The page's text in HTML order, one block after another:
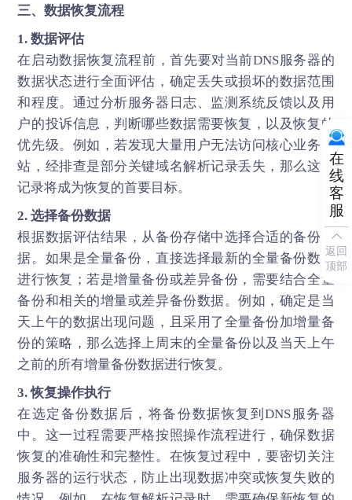
三、数据恢复流程
1. 数据评估
在启动数据恢复流程前，首先要对当前DNS服务器的
数据状态进行全面评估，确定丢失或损坏的数据范围
和程度。通过分析服务器日志、监测系统反馈以及用
户的投诉信息，判断哪些数据需要恢复，以及恢复的
优先级。例如，若发现大量用户无法访问核心业务网
站，经排查是部分关键域名解析记录丢失，那么这些
记录将成为恢复的首要目标。
2. 选择备份数据
根据数据评估结果，从备份存储中选择合适的备份数
据。如果是全量备份，直接选择最新的全量备份数据
进行恢复；若是增量备份或差异备份，需要结合全量
备份和相关的增量或差异备份数据。例如，确定是当
天上午的数据出现问题，且采用了全量备份加增量备
份的策略，那么选择上周末的全量备份以及当天上午
之前的所有增量备份数据进行恢复。
3. 恢复操作执行
在选定备份数据后，将备份数据恢复到DNS服务器
中。这一过程需要严格按照操作流程进行，确保数据
恢复的准确性和完整性。在恢复过程中，要密切关注
服务器的运行状态，防止出现数据冲突或恢复失败的
在
线
客
服
返回
顶部